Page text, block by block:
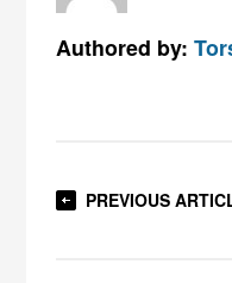
Authored by:
PREVIOUS